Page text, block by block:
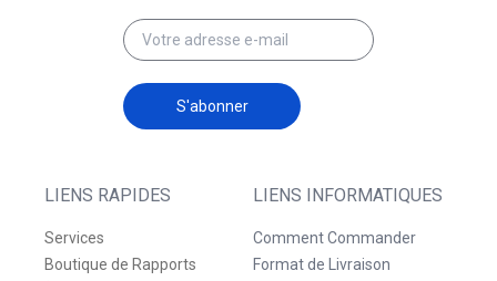
LIENS RAPIDES
Services
Boutique de Rapports
LIENS INFORMATIQUES
Comment Commander
Format de Livraison
S'abonner